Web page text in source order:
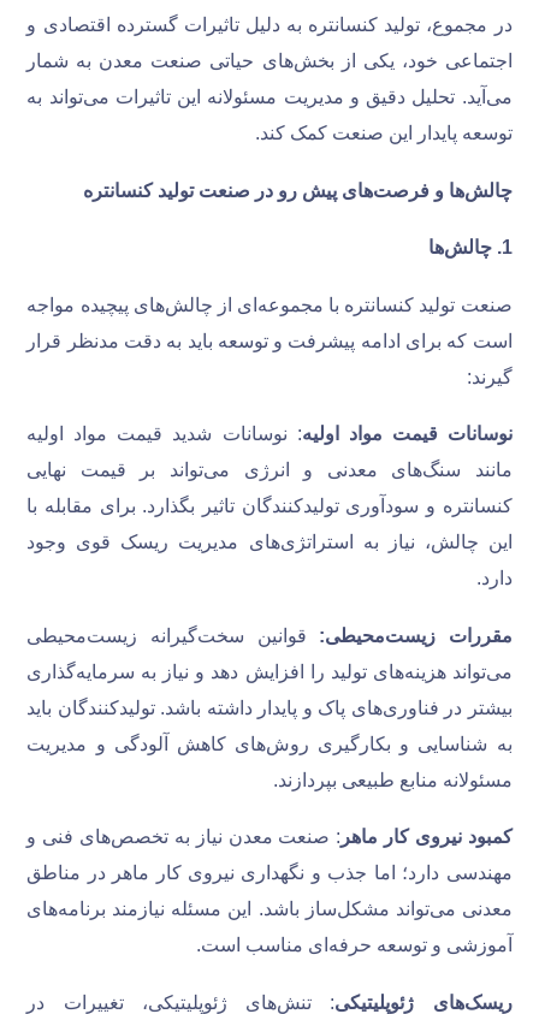
در مجموع، تولید کنسانتره به دلیل تاثیرات گسترده اقتصادی و
اجتماعی خود، یکی از بخش‌های حیاتی صنعت معدن به شمار
می‌آید. تحلیل دقیق و مدیریت مسئولانه این تاثیرات می‌تواند به
توسعه پایدار این صنعت کمک کند.
چالش‌ها و فرصت‌های پیش رو در صنعت تولید کنسانتره
1
.چالش‌ها
صنعت تولید کنسانتره با مجموعه‌ای از چالش‌های پیچیده مواجه
است که برای ادامه پیشرفت و توسعه باید به دقت مدنظر قرار
گیرند:
نوسانات قیمت مواد اولیه: نوسانات شدید قیمت مواد اولیه
مانند سنگ‌های معدنی و انرژی می‌تواند بر قیمت نهایی
کنسانتره و سودآوری تولیدکنندگان تاثیر بگذارد. برای مقابله با
این چالش، نیاز به استراتژی‌های مدیریت ریسک قوی وجود
دارد.
مقررات زیست‌محیطی: قوانین سخت‌گیرانه زیست‌محیطی
می‌تواند هزینه‌های تولید را افزایش دهد و نیاز به سرمایه‌گذاری
بیشتر در فناوری‌های پاک و پایدار داشته باشد. تولیدکنندگان باید
به شناسایی و بکارگیری روش‌های کاهش آلودگی و مدیریت
مسئولانه منابع طبیعی بپردازند.
کمبود نیروی کار ماهر : صنعت معدن نیاز به تخصص‌های فنی و
مهندسی دارد؛ اما جذب و نگهداری نیروی کار ماهر در مناطق
معدنی می‌تواند مشکل‌ساز باشد. این مسئله نیازمند برنامه‌های
آموزشی و توسعه حرفه‌ای مناسب است.
ریسک‌های ژئوپلیتیکی: تنش‌های ژئوپلیتیکی، تغییرات در